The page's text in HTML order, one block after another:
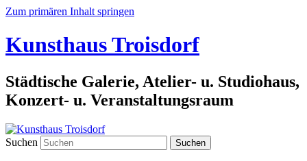
Zum primären Inhalt springen
Kunsthaus Troisdorf
Städtische Galerie, Atelier- u. Studiohaus,
Konzert- u. Veranstaltungsraum
Suchen